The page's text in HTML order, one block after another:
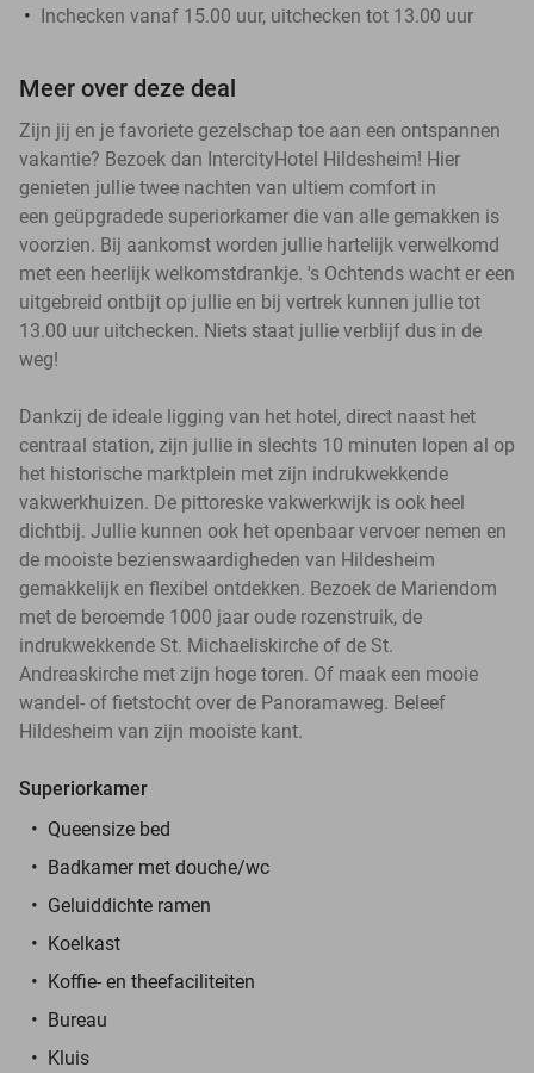
Inchecken vanaf 15.00 uur, uitchecken tot 13.00 uur
Meer over deze deal
Zijn jij en je favoriete gezelschap toe aan een ontspannen
vakantie? Bezoek dan IntercityHotel Hildesheim! Hier
genieten jullie twee nachten van ultiem comfort in
een geüpgradede superiorkamer die van alle gemakken is
voorzien. Bij aankomst worden jullie hartelijk verwelkomd
met een heerlijk welkomstdrankje. 's Ochtends wacht er een
uitgebreid ontbijt op jullie en bij vertrek kunnen jullie tot
13.00 uur uitchecken. Niets staat jullie verblijf dus in de
weg!
Dankzij de ideale ligging van het hotel, direct naast het
centraal station, zijn jullie in slechts 10 minuten lopen al op
het historische marktplein met zijn indrukwekkende
vakwerkhuizen. De pittoreske vakwerkwijk is ook heel
dichtbij. Jullie kunnen ook het openbaar vervoer nemen en
de mooiste bezienswaardigheden van Hildesheim
gemakkelijk en flexibel ontdekken. Bezoek de Mariendom
met de beroemde 1000 jaar oude rozenstruik, de
indrukwekkende St. Michaeliskirche of de St.
Andreaskirche met zijn hoge toren. Of maak een mooie
wandel- of fietstocht over de Panoramaweg. Beleef
Hildesheim van zijn mooiste kant.
Superiorkamer
Queensize bed
Badkamer met douche/wc
Geluiddichte ramen
Koelkast
Koffie- en theefaciliteiten
Bureau
Kluis